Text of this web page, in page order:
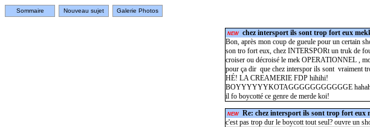
Sommaire Nouveau sujet Galerie Photos
NEW chez intersport ils sont trop fort eux
Bon, après mon coup de gueule pour un certain
son tro fort eux, chez INTERSPORt un truk de
croiser ou décroisé le mek OPERATIONNEL ,
pour ça dir que chez interspor ils sont vraiment
HÉ! LA CREAMERIE FDP hihihi!
BOYYYYYYKOTAGGGGGGGGGGGE
il fo boycotté ce genre de merde koi!
NEW Re: chez intersport ils sont trop fort eux
c'est pas trop dur le boycott tout seul? ouvre un